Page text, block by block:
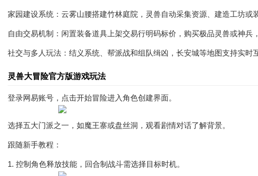
家园建设系统：云雾山腰搭建竹林庭院，灵兽自动采集资源、建造工坊
自由交易机制：闲置装备道具上架交易行明码标价，购买极品灵兽或神兵
社交与多人玩法：结义系统、帮派战和组队缉凶，长安城等地图支持实
灵兽大冒险官方版游戏玩法
登录网易账号，点击开始冒险进入角色创建界面。
选择五大门派之一，如魔王寨或盘丝洞，观看剧情对话了解背景。
跟随新手教程：
1. 控制角色释放技能，回合制战斗需选择目标时机。